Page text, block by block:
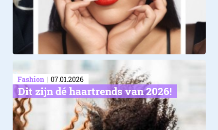
Fashion 07.01.2026
Dit zijn dé haartrends van 2026!